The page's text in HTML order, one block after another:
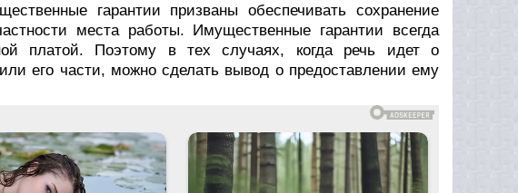
гарантии призваны обеспечивать сохранение
места работы. Имущественные гарантии всегда
платой. Поэтому в тех случаях, когда речь идет о
его части, можно сделать вывод о предоставлении ему